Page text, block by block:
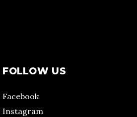
FOLLOW US
Facebook
Instagram